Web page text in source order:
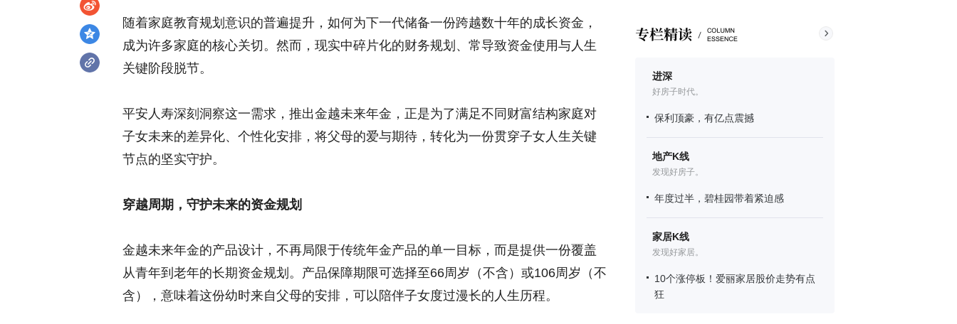
进深
好房子时代。
保利顶豪，有亿点震撼
地产K线
发现好房子。
年度过半，碧桂园带着紧迫感
家居K线
发现好家居。
10个涨停板！爱丽家居股价走势有点
狂
随着家庭教育规划意识的普遍提升，如何为下一代储备一份跨越数十年的成长资金，
成为许多家庭的核心关切。然而，现实中碎片化的财务规划、常导致资金使用与人生
关键阶段脱节。
平安人寿深刻洞察这一需求，推出金越未来年金，正是为了满足不同财富结构家庭对
子女未来的差异化、个性化安排，将父母的爱与期待，转化为一份贯穿子女人生关键
节点的坚实守护。
穿越周期，守护未来的资金规划
金越未来年金的产品设计，不再局限于传统年金产品的单一目标，而是提供一份覆盖
从青年到老年的长期资金规划。产品保障期限可选择至66周岁（不含）或106周岁（不
含），意味着这份幼时来自父母的安排，可以陪伴子女度过漫长的人生历程。